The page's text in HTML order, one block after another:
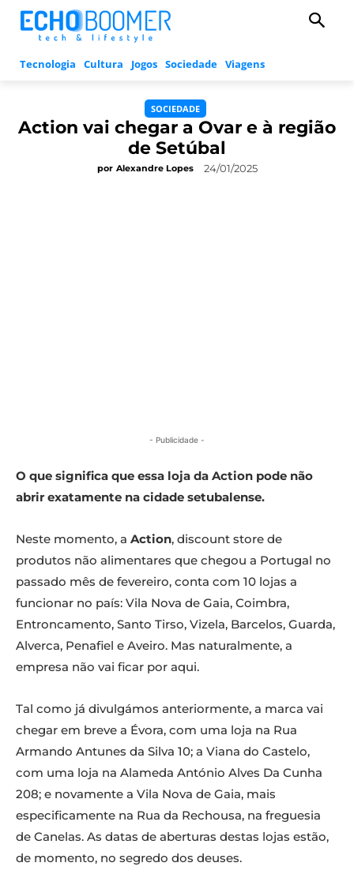
Tecnologia Cultura Jogos Sociedade Viagens
SOCIEDADE
Action vai chegar a Ovar e à região
de Setúbal
por Alexandre Lopes 24/01/2025
- Publicidade -
O que significa que essa loja da Action pode não
abrir exatamente na cidade setubalense.
Neste momento, a Action, discount store de
produtos não alimentares que chegou a Portugal no
passado mês de fevereiro, conta com 10 lojas a
funcionar no país: Vila Nova de Gaia, Coimbra,
Entroncamento, Santo Tirso, Vizela, Barcelos, Guarda,
Alverca, Penafiel e Aveiro. Mas naturalmente, a
empresa não vai ficar por aqui.
Tal como já divulgámos anteriormente, a marca vai
chegar em breve a Évora, com uma loja na Rua
Armando Antunes da Silva 10; a Viana do Castelo,
com uma loja na Alameda António Alves Da Cunha
208; e novamente a Vila Nova de Gaia, mais
especificamente na Rua da Rechousa, na freguesia
de Canelas. As datas de aberturas destas lojas estão,
de momento, no segredo dos deuses.